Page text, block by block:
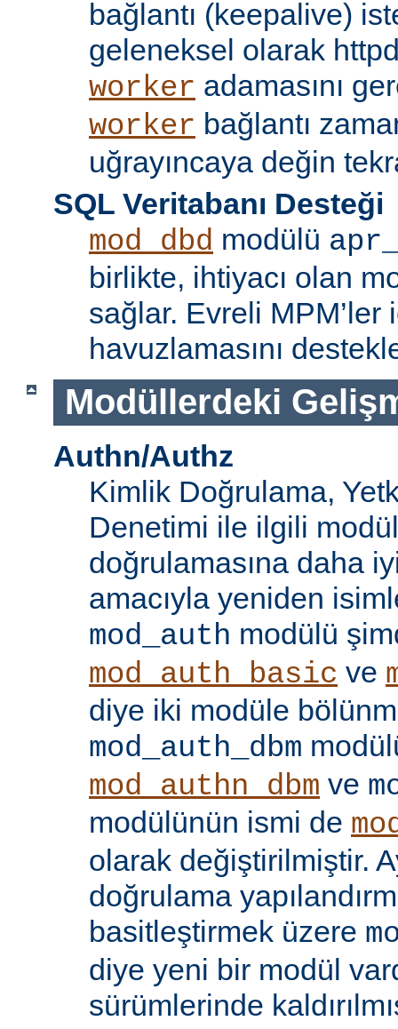
bağlantı (keepalive)
geleneksel olarak
worker adamasını
worker bağlantı
uğrayıncaya değin
SQL Veritabanı Desteği
mod_dbd modülü
birlikte, ihtiyacı olan
sağlar. Evreli MPM’ler
havuzlamasını
Modüllerdeki
Authn/Authz
Kimlik Doğrulama,
Denetimi ile ilgili
doğrulamasına daha
amacıyla yeniden
mod_auth modülü
mod_auth_basic ve
diye iki modüle
mod_auth_dbm
mod_authn_dbm ve
modülünün ismi de
olarak değiştirilmiştir.
doğrulama
basitleştirmek üzere
diye yeni bir modül
sürümlerinde